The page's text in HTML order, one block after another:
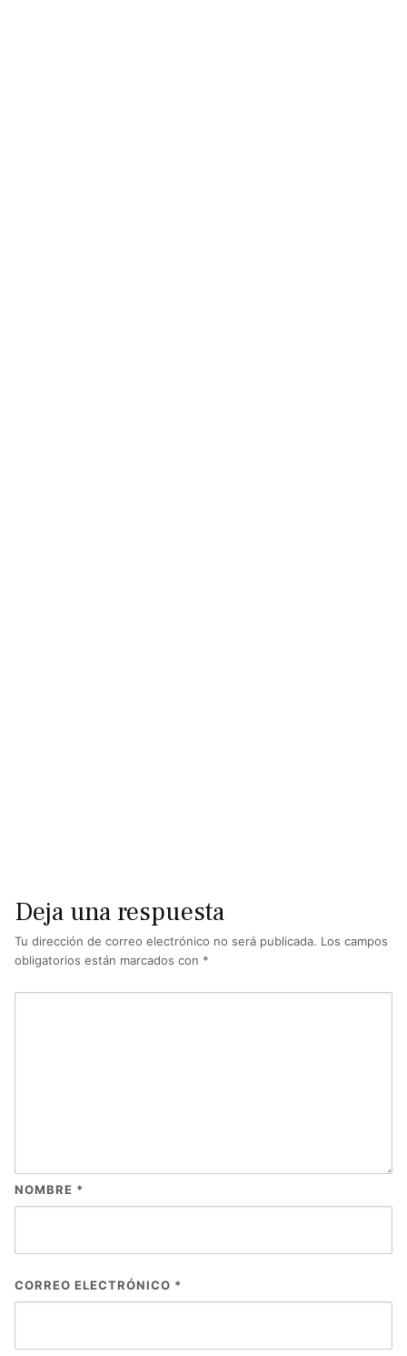
Deja una respuesta
Tu dirección de correo electrónico no será publicada. Los campos
obligatorios están marcados con *
NOMBRE *
CORREO ELECTRÓNICO *